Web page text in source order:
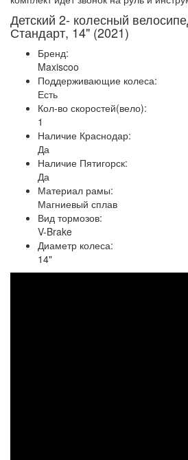
Детский 2- колесный
Стандарт, 14" (2021)
Бренд:
Maxiscoo
Поддерживающие колеса:
Есть
Кол-во скоростей(вело):
1
Наличие Краснодар:
Да
Наличие Пятигорск:
Да
Материал рамы:
Магниевый сплав
Вид тормозов:
V-Brake
Диаметр колеса:
14"